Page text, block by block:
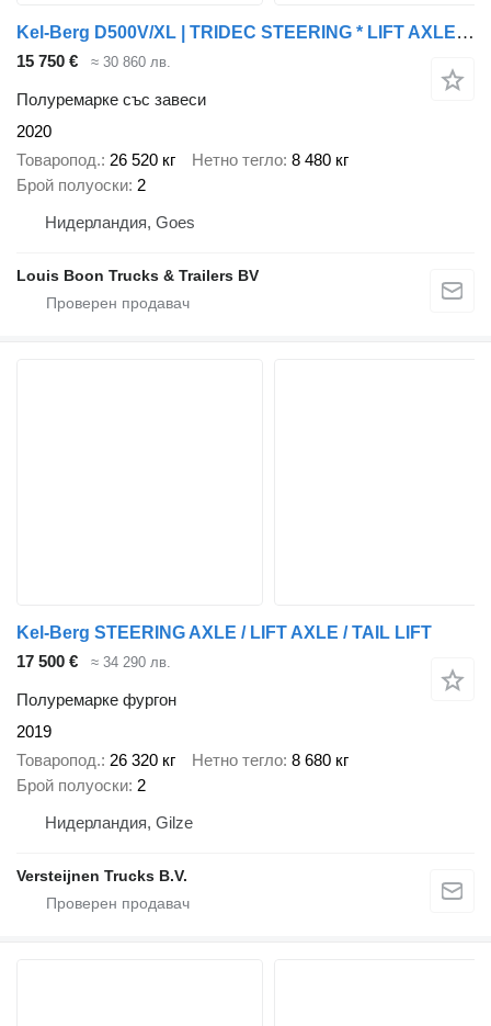
Kel-Berg D500V/XL | TRIDEC STEERING * LIFT AXLE * TAILLIFT * 13.6M * NL T
15 750 € ≈ 30 860 лв.
Полуремарке със завеси
2020
Товаропод. 26 520 кг Нетно тегло 8 480 кг
Брой полуоски 2
Нидерландия, Goes
Louis Boon Trucks & Trailers BV
Kel-Berg STEERING AXLE / LIFT AXLE / TAIL LIFT
17 500 €
≈ 34 290 лв.
Полуремарке фургон
2019
Товаропод. 26 320 кг Нетно тегло 8 680 кг
Брой полуоски 2
Нидерландия, Gilze
Versteijnen Trucks B.V.